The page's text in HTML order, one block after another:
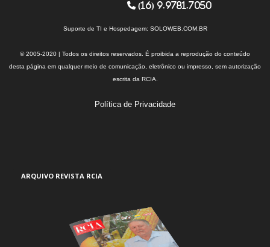
(16) 9.9781.7050
Suporte de TI e Hospedagem: SOLOWEB.COM.BR
© 2005-2020 | Todos os direitos reservados. É proibida a reprodução do conteúdo
desta página em qualquer meio de comunicação, eletrônico ou impresso, sem autorização
escrita da RCIA.
Política de Privacidade
ARQUIVO REVISTA RCIA